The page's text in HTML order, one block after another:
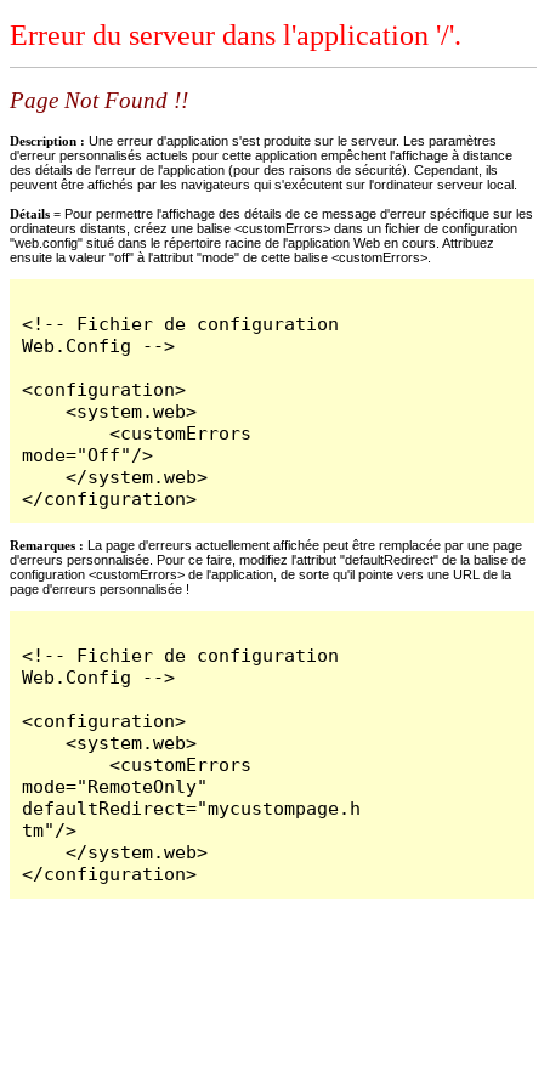
Erreur du serveur dans l'application '/'.
Page Not Found !!
Description : Une erreur d'application s'est produite sur le serveur. Les paramètres
d'erreur personnalisés actuels pour cette application empêchent l'affichage à distance
des détails de l'erreur de l'application (pour des raisons de sécurité). Cependant, ils
peuvent être affichés par les navigateurs qui s'exécutent sur l'ordinateur serveur local.
Détails = Pour permettre l'affichage des détails de ce message d'erreur spécifique sur les
ordinateurs distants, créez une balise <customErrors> dans un fichier de configuration
"web.config" situé dans le répertoire racine de l'application Web en cours. Attribuez
ensuite la valeur "off" à l'attribut "mode" de cette balise <customErrors>.
<!-- Fichier de configuration
Web.Config -->
<configuration>
    <system.web>
        <customErrors
mode="Off"/>
    </system.web>
</configuration>
Remarques : La page d'erreurs actuellement affichée peut être remplacée par une page
d'erreurs personnalisée. Pour ce faire, modifiez l'attribut "defaultRedirect" de la balise de
configuration <customErrors> de l'application, de sorte qu'il pointe vers une URL de la
page d'erreurs personnalisée !
<!-- Fichier de configuration
Web.Config -->
<configuration>
    <system.web>
        <customErrors
mode="RemoteOnly"
defaultRedirect="mycustompage.h
tm"/>
    </system.web>
</configuration>